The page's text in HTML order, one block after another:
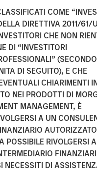
COME
DIRETTIVA 2011/61/
CHE NON
DI “INVESTITORI
DI SEGUITO), E CHE
CHIARIMENTI
NEI PRODOTTI DI
MANAGEMENT, È
A UN
POSSIBILE RIVOLGERSI
NECESSITI DI
in
Inc.
21, 2018